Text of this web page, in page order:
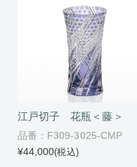
江戸切子 花瓶＜藤＞
品番：F309-3025-CMP
¥44,000(税込)